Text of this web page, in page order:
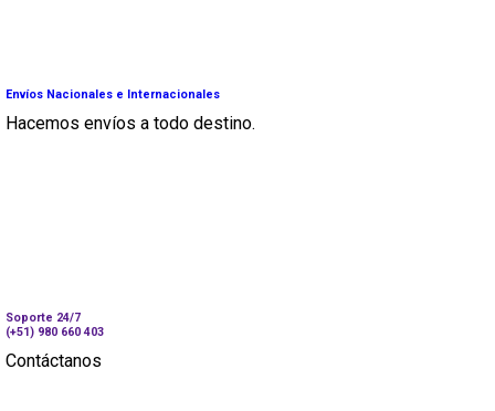
Envíos Nacionales e Internacionales
Hacemos envíos a todo destino.
Soporte 24/7
(+51) 980 660 403
Contáctanos